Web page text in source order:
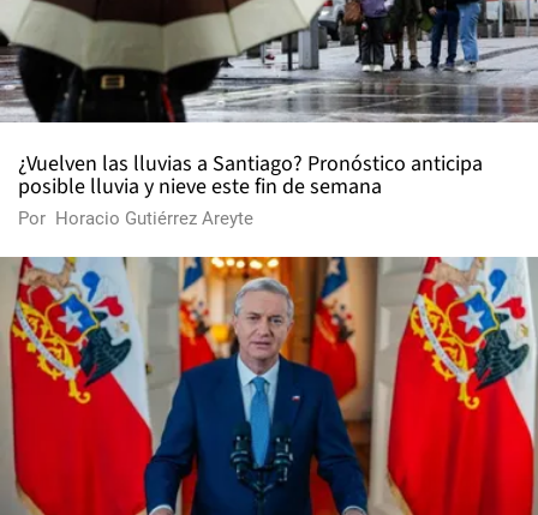
¿Vuelven las lluvias a Santiago? Pronóstico anticipa
posible lluvia y nieve este fin de semana
Por Horacio Gutiérrez Areyte